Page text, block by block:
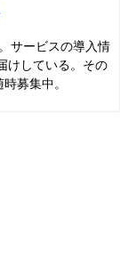
サービスの導入情
けしている。その
募集中。